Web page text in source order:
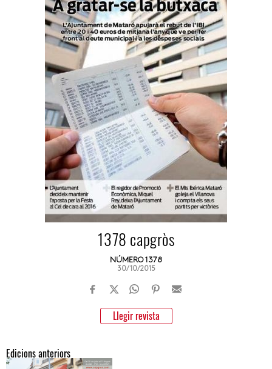
1378 capgròs
NÚMERO 1378
30/10/2015
Llegir revista
Edicions anteriors